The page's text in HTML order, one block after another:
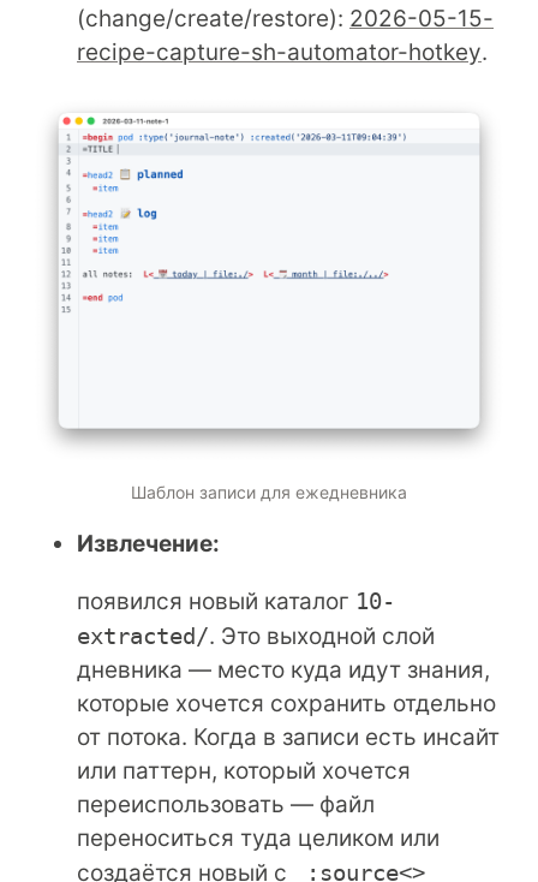
(change/create/restore): 2026-05-15-
recipe-capture-sh-automator-hotkey.
Шаблон записи для ежедневника
Извлечение:
появился новый каталог 10-
extracted/. Это выходной слой
дневника — место куда идут знания,
которые хочется сохранить отдельно
от потока. Когда в записи есть инсайт
или паттерн, который хочется
переиспользовать — файл
переноситься туда целиком или
создаётся новый с